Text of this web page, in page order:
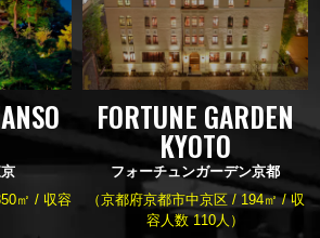
㎡ / 収容
FORTUNE GARDEN
KYOTO
フォーチュンガーデン京都
（京都府京都市中京区 / 194㎡ / 収
容人数 110人）